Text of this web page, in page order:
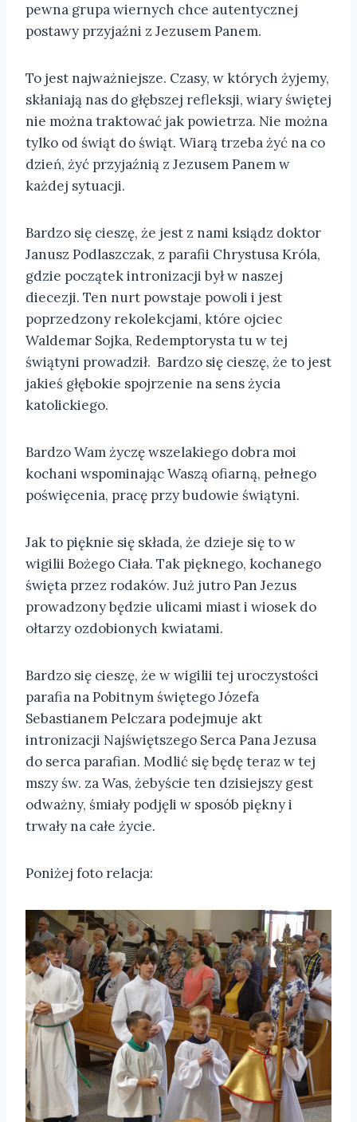
pewna grupa wiernych chce autentycznej
postawy przyjaźni z Jezusem Panem.
To jest najważniejsze. Czasy, w których żyjemy,
skłaniają nas do głębszej refleksji, wiary świętej
nie można traktować jak powietrza. Nie można
tylko od świąt do świąt. Wiarą trzeba żyć na co
dzień, żyć przyjaźnią z Jezusem Panem w
każdej sytuacji.
Bardzo się cieszę, że jest z nami ksiądz doktor
Janusz Podlaszczak, z parafii Chrystusa Króla,
gdzie początek intronizacji był w naszej
diecezji. Ten nurt powstaje powoli i jest
poprzedzony rekolekcjami, które ojciec
Waldemar Sojka, Redemptorysta tu w tej
świątyni prowadził. Bardzo się cieszę, że to jest
jakieś głębokie spojrzenie na sens życia
katolickiego.
Bardzo Wam życzę wszelakiego dobra moi
kochani wspominając Waszą ofiarną, pełnego
poświęcenia, pracę przy budowie świątyni.
Jak to pięknie się składa, że dzieje się to w
wigilii Bożego Ciała. Tak pięknego, kochanego
święta przez rodaków. Już jutro Pan Jezus
prowadzony będzie ulicami miast i wiosek do
ołtarzy ozdobionych kwiatami.
Bardzo się cieszę, że w wigilii tej uroczystości
parafia na Pobitnym świętego Józefa
Sebastianem Pelczara podejmuje akt
intronizacji Najświętszego Serca Pana Jezusa
do serca parafian. Modlić się będę teraz w tej
mszy św. za Was, żebyście ten dzisiejszy gest
odważny, śmiały podjęli w sposób piękny i
trwały na całe życie.
Poniżej foto relacja: